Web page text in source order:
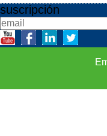
suscripción